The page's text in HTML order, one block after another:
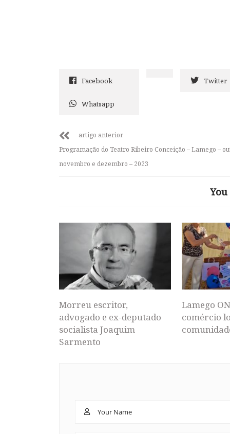
Facebook Twitter
Whatsapp
artigo anterior
Programação do Teatro Ribeiro Conceição – Lamego –
novembro e dezembro – 2023
Morreu escritor,
advogado e ex-deputado
socialista Joaquim
Sarmento
Lamego
comércio